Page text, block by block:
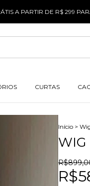
DE R$ 299 PARA
CURTAS
Início >
WIG